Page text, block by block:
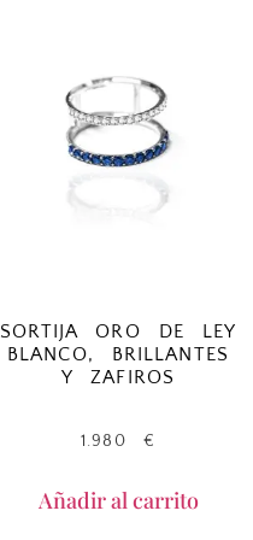
SORTIJA ORO DE LEY
BLANCO, BRILLANTES
Y ZAFIROS
1.980 €
Añadir al carrito